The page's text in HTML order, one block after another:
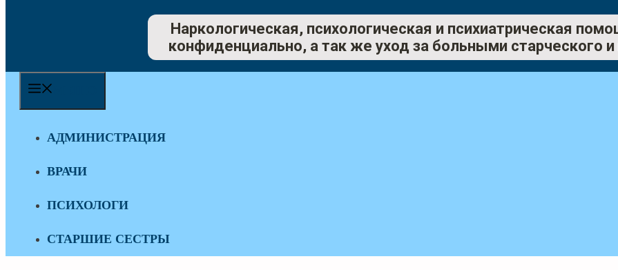
Наркологическая, психологическая и психиатрическая
конфиденциально, а так же уход за больными старческого
АДМИНИСТРАЦИЯ
ВРАЧИ
ПСИХОЛОГИ
СТАРШИЕ СЕСТРЫ